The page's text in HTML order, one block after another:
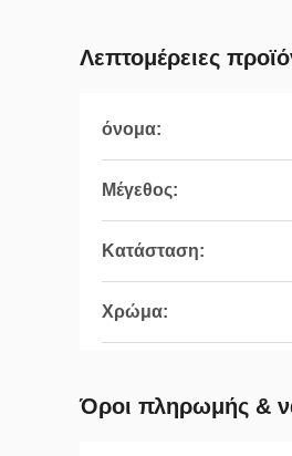
Λεπτομέρειες
όνομα:
Μέγεθος:
Κατάσταση:
Χρώμα:
Όροι πληρωμής &